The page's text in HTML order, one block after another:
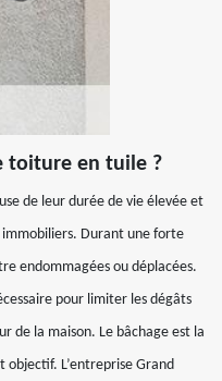
toiture en tuile ?
de leur durée de vie élevée et
immobiliers. Durant une forte
endommagées ou déplacées.
pour limiter les dégâts
de la maison. Le bâchage est la
L’entreprise Grand